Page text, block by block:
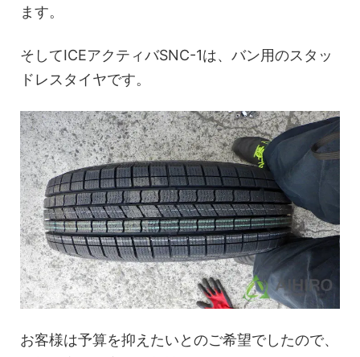
ます。
そしてICEアクティバSNC-1は、バン用のスタッ
ドレスタイヤです。
お客様は予算を抑えたいとのご希望でしたので、